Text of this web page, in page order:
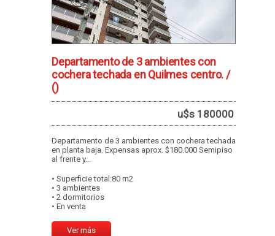
Departamento de 3 ambientes con
cochera techada en Quilmes centro. /
()
u$s 180000
Departamento de 3 ambientes con cochera techada
en planta baja. Expensas aprox. $180.000 Semipiso
al frente y...
• Superficie total:80 m2
• 3 ambientes
• 2 dormitorios
• En venta
Ver más